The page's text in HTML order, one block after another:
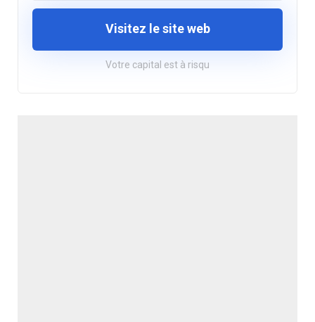
Visitez le site web
Votre capital est à risqu